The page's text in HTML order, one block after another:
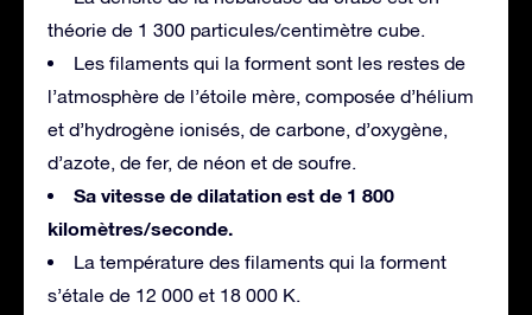
théorie de 1 300 particules/centimètre cube.
Les filaments qui la forment sont les restes de
l’atmosphère de l’étoile mère, composée d’hélium
et d’hydrogène ionisés, de carbone, d’oxygène,
d’azote, de fer, de néon et de soufre.
Sa vitesse de dilatation est de 1 800
kilomètres/seconde.
La température des filaments qui la forment
s’étale de 12 000 et 18 000 K.